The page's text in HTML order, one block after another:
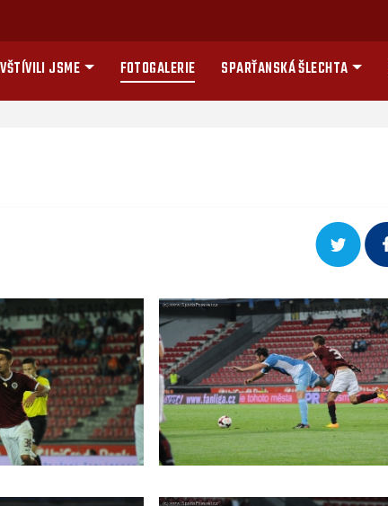
JSME FOTOGALERIE SPARŤANSKÁ ŠLECHTA